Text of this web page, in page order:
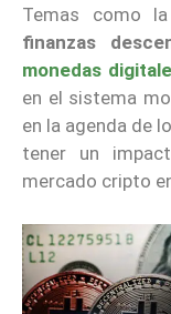
Temas como la
finanzas
monedas
en el sistema
en la agenda de
tener un
mercado cripto